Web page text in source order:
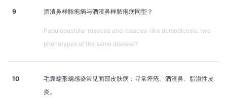
9 酒渣鼻样脓疱病与酒渣鼻样脓疱病同型？
Papulopustular rosacea and rosacea-like demodicosis: two
phenotypes of the same disease?
10
毛囊蠕形螨感染常见面部皮肤病：寻常痤疮、酒渣鼻、脂溢性皮
炎。